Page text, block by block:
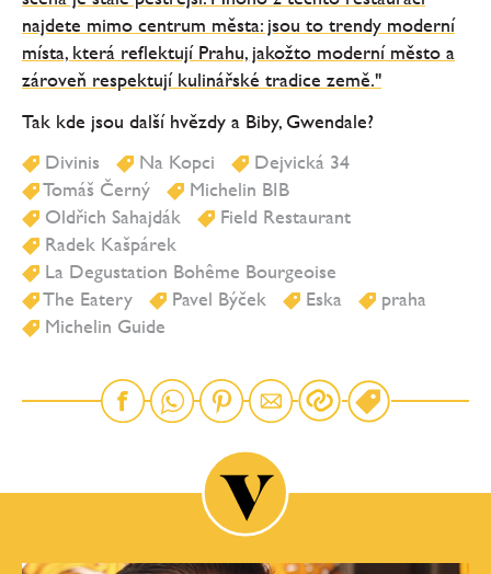
najdete mimo centrum města: jsou to trendy moderní
místa, která reflektují Prahu, jakožto moderní město a
zároveň respektují kulinářské tradice země."
Tak kde jsou další hvězdy a Biby, Gwendale?
Divinis
Na Kopci
Dejvická 34
Tomáš Černý
Michelin BIB
Oldřich Sahajdák
Field Restaurant
Radek Kašpárek
La Degustation Bohême Bourgeoise
The Eatery
Pavel Býček Eska
praha
Michelin Guide